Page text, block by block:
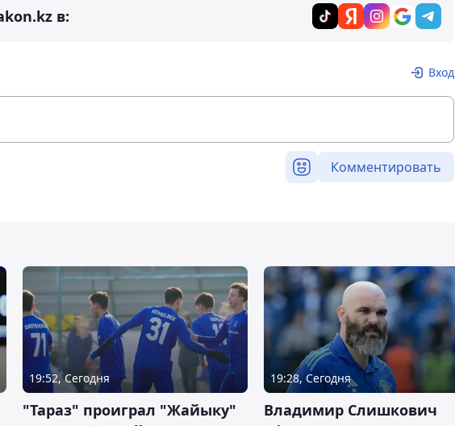
в:
Вход
Комментировать
19:52, Сегодня
"Тараз" проиграл "Жайыку"
19:28, Сегодня
Владимир Слишкович